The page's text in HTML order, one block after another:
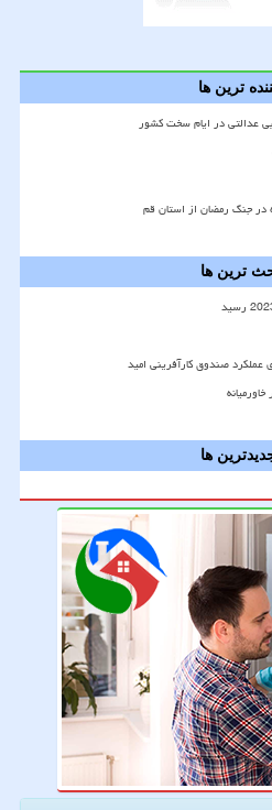
ترین ها
بی عدالتی در ایام سخت کشور
در جنگ رمضان از استان قم
ترین ها
عملکرد صندوق کارآفرینی امید
ها